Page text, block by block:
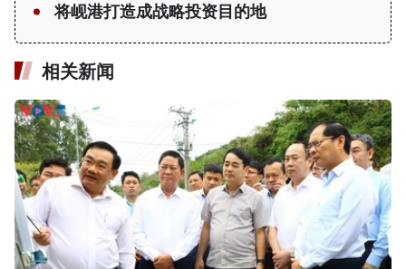
将岘港打造成战略投资目的地
相关新闻